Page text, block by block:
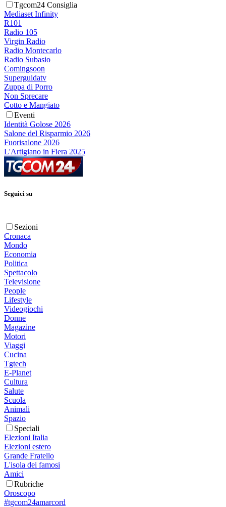
Tgcom24 Consiglia
Mediaset Infinity
R101
Radio 105
Virgin Radio
Radio Montecarlo
Radio Subasio
Comingsoon
Superguidatv
Zuppa di Porro
Non Sprecare
Cotto e Mangiato
Eventi
Identità Golose 2026
Salone del Risparmio 2026
Fuorisalone 2026
L'Artigiano in Fiera 2025
Seguici su
Sezioni
Cronaca
Mondo
Economia
Politica
Spettacolo
Televisione
People
Lifestyle
Videogiochi
Donne
Magazine
Motori
Viaggi
Cucina
Tgtech
E-Planet
Cultura
Salute
Scuola
Animali
Spazio
Speciali
Elezioni Italia
Elezioni estero
Grande Fratello
L'isola dei famosi
Amici
Rubriche
Oroscopo
#tgcom24amarcord